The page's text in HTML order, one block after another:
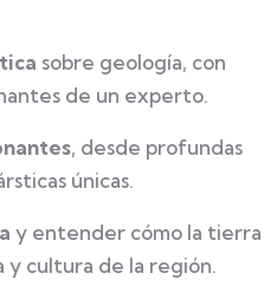
sobre geología, con
de un experto.
, desde profundas
únicas.
y entender cómo la tierra
y cultura de la región.